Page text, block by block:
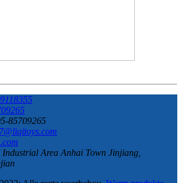
85709265
Area Anhai Town Jinjiang,